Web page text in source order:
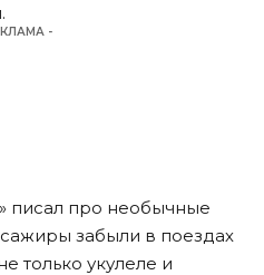
-
писал про необычные
забыли в поездах
только укулеле и